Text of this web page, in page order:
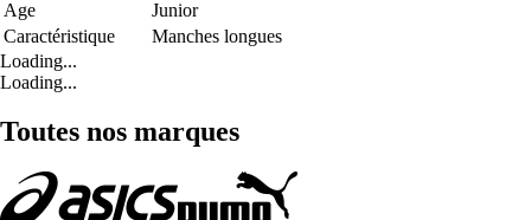
Age
Junior
Caractéristique
Manches longues
Loading...
Loading...
Toutes nos marques